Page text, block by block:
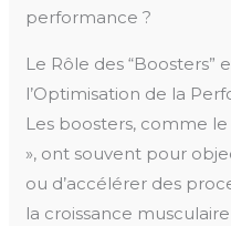
performance ?
Le Rôle des “Boosters”
l’Optimisation de la
Les boosters, comme
», ont souvent pour
ou d’accélérer des
la croissance